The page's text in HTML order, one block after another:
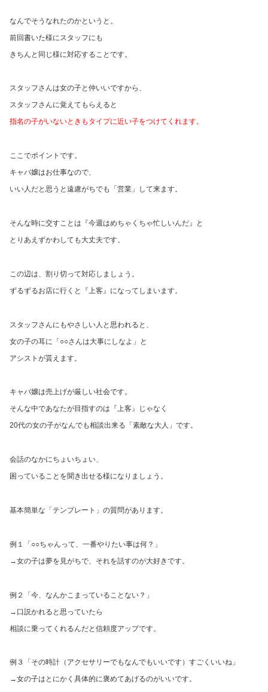
なんでそうなれたのかというと。
前回書いた様にスタッフにも
きちんと同じ様に対応することです。
スタッフさんは女の子と仲いいですから、
スタッフさんに覚えてもらえると
指名の子がいないときもタイプに近い子をつけてくれます。
ここでポイントです。
キャバ嬢はお仕事なので、
いい人だと思うと遠慮がちでも「営業」して来ます。
そんな時に交すことは『今週はめちゃくちゃ忙しいんだ』と
とりあえずかわしても大丈夫です。
この辺は、割り切って対応しましょう。
ずるずるお店に行くと『上客』になってしまいます。
スタッフさんにもやさしい人と思われると、
女の子の耳に「○○さんは大事にしなよ」と
アシストが貰えます。
キャバ嬢は売上げが厳しい社会です。
そんな中であなたが目指すのは『上客』じゃなく
20代の女の子がなんでも相談出来る「素敵な大人」です。
会話のなかにちょいちょい、
困っていることを聞き出せる様になりましょう。
基本簡単な「テンプレート」の質問があります。
例１「○○ちゃんって、一番やりたい事は何？」
→女の子は夢を見がちで、それを話すのが大好きです。
例２「今、なんかこまっていることない？」
→口説かれると思っていたら
相談に乗ってくれるんだと信頼度アップです。
例３「その時計（アクセサリーでもなんでもいいです）すごくいいね」
→女の子はとにかく具体的に褒めてあげるのがいいです。